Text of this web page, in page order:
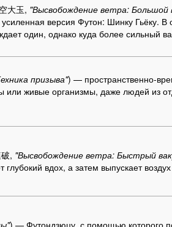
大玉, "Высвобождение ветра: Большой
версия Футон: Шинку Гьёку. В
один, однако куда более сильный
призыва") — пространственно-
или живые организмы, даже людей из
, "Высвобождение ветра: Быстрый
глубокий вдох, а затем выпускает